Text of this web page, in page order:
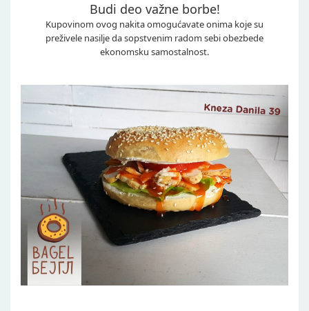
Budi deo važne borbe!
Kupovinom ovog nakita omogućavate onima koje su
preživele nasilje da sopstvenim radom sebi obezbede
ekonomsku samostalnost.